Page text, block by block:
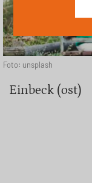
Foto: unsplash
Einbeck (ost)